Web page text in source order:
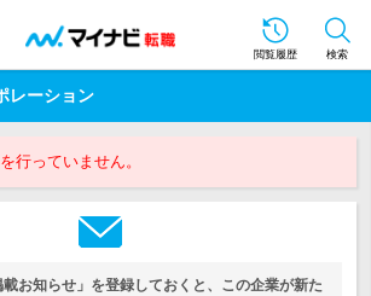
閲覧履歴 検索
レーション
行っていません。
お知らせ」を登録しておくと、この企業が新た